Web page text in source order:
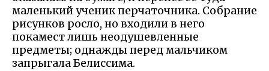
маленький ученик перчаточника. Собрание
рисунков росло, но входили в него
покамест лишь неодушевленные
предметы; однажды перед мальчиком
запрыгала Белиссима.